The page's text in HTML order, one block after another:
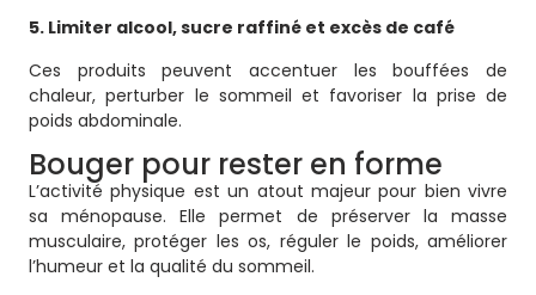
5. Limiter alcool, sucre raffiné et excès de café
Ces produits peuvent accentuer les bouffées de
chaleur, perturber le sommeil et favoriser la prise de
poids abdominale.
Bouger pour rester en forme
L’activité physique est un atout majeur pour bien vivre
sa ménopause. Elle permet de préserver la masse
musculaire, protéger les os, réguler le poids, améliorer
l’humeur et la qualité du sommeil.